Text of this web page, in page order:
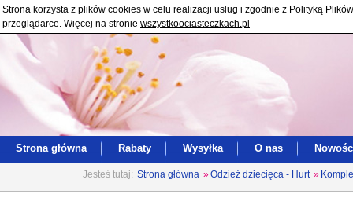
Strona korzysta z plików cookies w celu realizacji usług i zgodnie z Polityką
przeglądarce. Więcej na stronie wszystkoociasteczkach.pl
Strona główna Rabaty Wysyłka O nas
Jesteś tutaj: Strona główna »Odzież dziecięca - Hurt »